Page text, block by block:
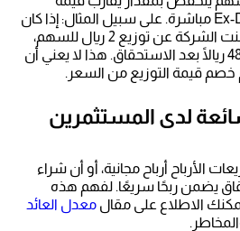
التوزيع بعد تاريخ Ex-Dividend مباشرة. على سبيل المثال: إذا كان
سعر السهم 50 ريالًا، وأعلنت الشركة عن توزيع 2 ريال للسهم،
فإن السعر قد يفتتح عند 48 ريالًا بعد الاستحقاق. هذا لا يعني أن
قيمة التوزيع من السعر.
لدى المستثمرين
الأرباح أرباح مجانية، أو أن شراء
يضمن ربحًا سريعًا. لفهم هذه
الاطلاع على مقال معدل العائد